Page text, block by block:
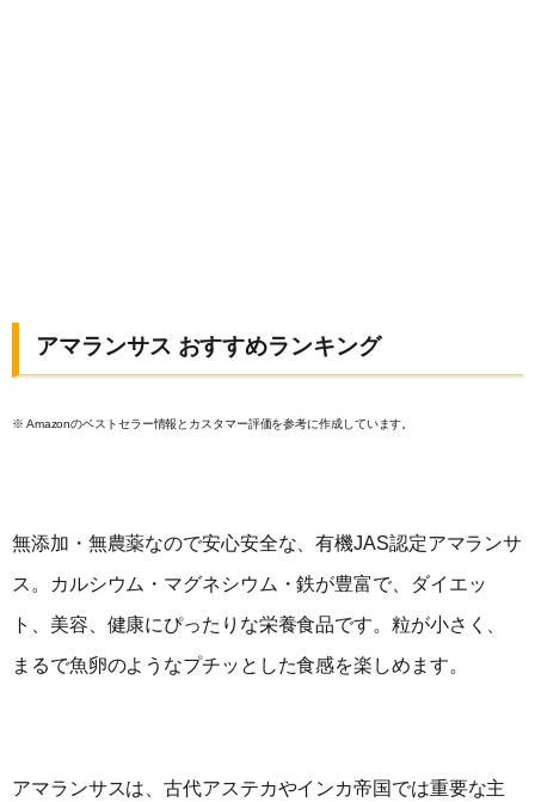
アマランサス おすすめランキング
※ Amazonのベストセラー情報とカスタマー評価を参考に作成しています。
無添加・無農薬なので安心安全な、有機JAS認定アマランサ
ス。カルシウム・マグネシウム・鉄が豊富で、ダイエッ
ト、美容、健康にぴったりな栄養食品です。粒が小さく、
まるで魚卵のようなプチッとした食感を楽しめます。
アマランサスは、古代アステカやインカ帝国では重要な主